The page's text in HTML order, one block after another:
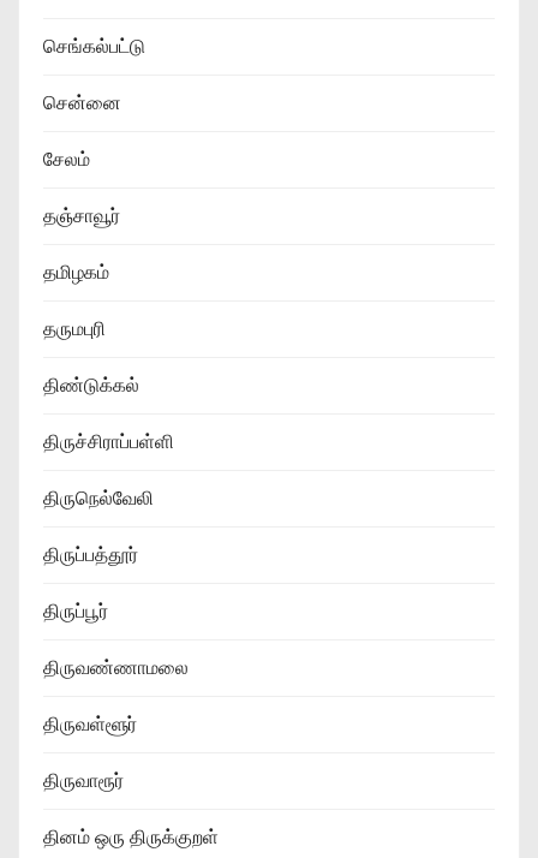
செங்கல்பட்டு
சென்னை
சேலம்
தஞ்சாவூர்
தமிழகம்
தருமபுரி
திண்டுக்கல்
திருச்சிராப்பள்ளி
திருநெல்வேலி
திருப்பத்தூர்
திருப்பூர்
திருவண்ணாமலை
திருவள்ளூர்
திருவாரூர்
தினம் ஒரு திருக்குறள்